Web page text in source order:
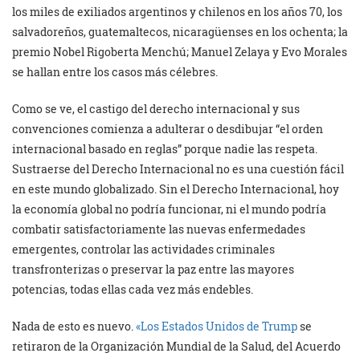
los miles de exiliados argentinos y chilenos en los años 70, los
salvadoreños, guatemaltecos, nicaragüenses en los ochenta; la
premio Nobel Rigoberta Menchú; Manuel Zelaya y Evo Morales
se hallan entre los casos más célebres.
Como se ve, el castigo del derecho internacional y sus
convenciones comienza a adulterar o desdibujar “el orden
internacional basado en reglas” porque nadie las respeta.
Sustraerse del Derecho Internacional no es una cuestión fácil
en este mundo globalizado. Sin el Derecho Internacional, hoy
la economía global no podría funcionar, ni el mundo podría
combatir satisfactoriamente las nuevas enfermedades
emergentes, controlar las actividades criminales
transfronterizas o preservar la paz entre las mayores
potencias, todas ellas cada vez más endebles.
Nada de esto es nuevo. «Los Estados Unidos de Trumpse
retiraron de la Organización Mundial de la Salud, del Acuerdo